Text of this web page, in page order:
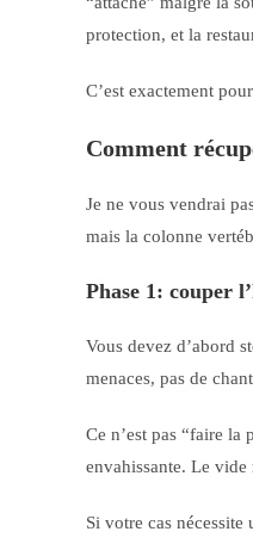
protection, et la
C’est exactement
Comment
Je ne vous vendrai
mais la colonne
Phase 1: couper
Vous devez d’abord
menaces, pas de
Ce n’est pas “faire la
envahissante. Le
Si votre cas